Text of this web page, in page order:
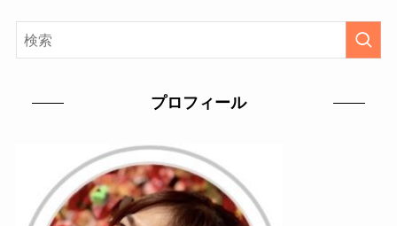
プロフィール